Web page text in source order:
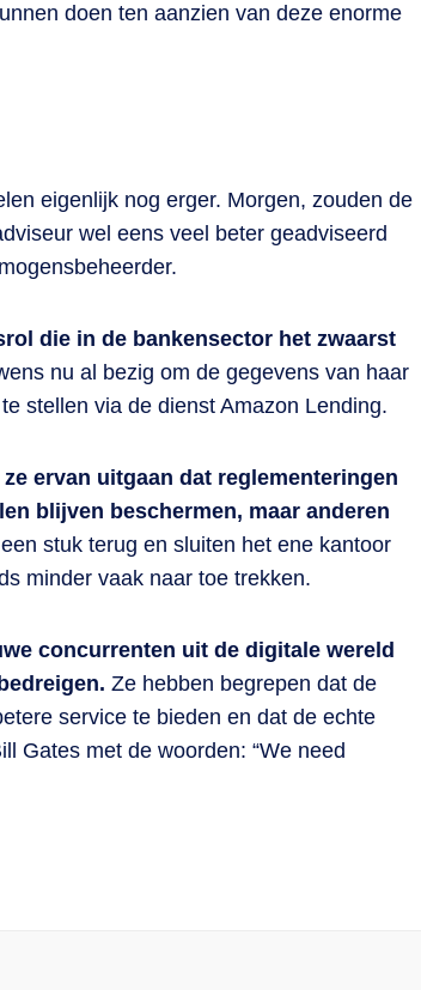
doen ten aanzien van deze enorme
eigenlijk nog erger. Morgen, zouden de
wel eens veel beter geadviseerd
die in de bankensector het zwaarst
nu al bezig om de gegevens van haar
stellen via de dienst Amazon Lending.
ervan uitgaan dat reglementeringen
blijven beschermen, maar anderen
stuk terug en sluiten het ene kantoor
minder vaak naar toe trekken.
concurrenten uit de digitale wereld
Ze hebben begrepen dat de
service te bieden en dat de echte
Gates met de woorden: “We need